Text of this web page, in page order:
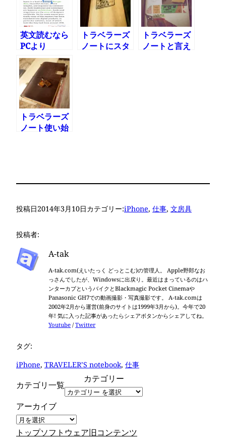
いなかった件
英文読むなら
PCより
iPhoneの方
が便利
トラベラーズ
ノートにスタ
トラベラーズ
ノートと言え
トラベラーズ
ノート使い始
投稿日2014年3月10日カテゴリー:iPhone, 仕事, 文房具
投稿者:
A-tak
A-tak.com(えいたっく どっとこむ)の管理人。 Apple野郎なお
っさんでしたが、Windowsに出戻り。最近はまっているのはハ
ンターカブというバイクとBlackmagic Pocket Cinemaや
Panasonic GH7での動画撮影・写真撮影です。 A-tak.comは
2002年2月から運営(前身のサイトは1999年3月から)。今年で20
年! 気に入った記事があったらシェアボタンからシェアしてね。
Youtube /Twitter
タグ:
iPhone, TRAVELER’S notebook, 仕事
カテゴリ一覧
カテゴリー
アーカイブ
トップソフトウェア旧コンテンツ